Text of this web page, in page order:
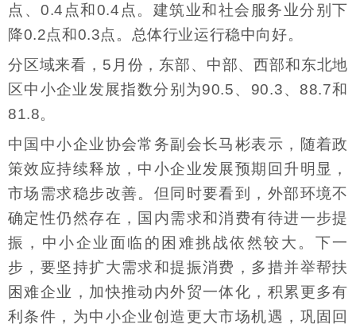
点、0.4点和0.4点。建筑业和社会服务业分别下
降0.2点和0.3点。总体行业运行稳中向好。
分区域来看，5月份，东部、中部、西部和东北地
区中小企业发展指数分别为90.5、90.3、88.7和
81.8。
中国中小企业协会常务副会长马彬表示，随着政
策效应持续释放，中小企业发展预期回升明显，
市场需求稳步改善。但同时要看到，外部环境不
确定性仍然存在，国内需求和消费有待进一步提
振，中小企业面临的困难挑战依然较大。下一
步，要坚持扩大需求和提振消费，多措并举帮扶
困难企业，加快推动内外贸一体化，积累更多有
利条件，为中小企业创造更大市场机遇，巩固回